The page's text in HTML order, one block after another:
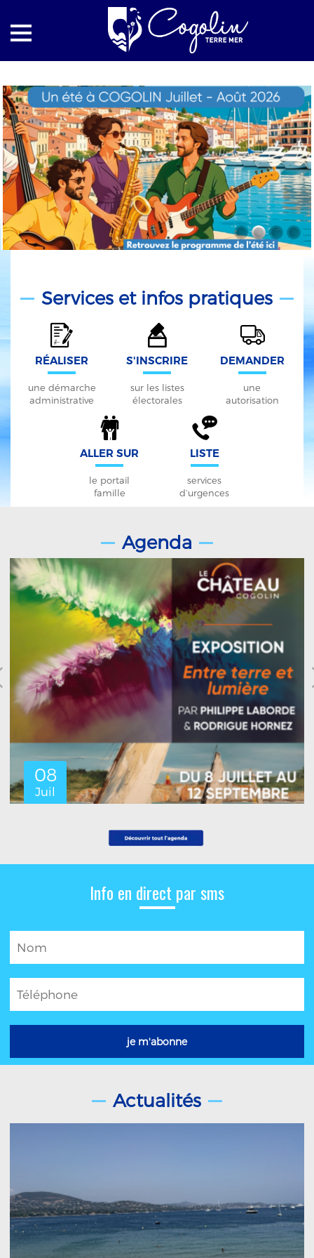
Services et infos pratiques
RÉALISER
une démarche
administrative
S'INSCRIRE
sur les listes
électorales
DEMANDER
une
autorisation
ALLER SUR
le portail
famille
LISTE
services
d’urgences
Agenda
08
Juil
Info en direct par sms
Actualités